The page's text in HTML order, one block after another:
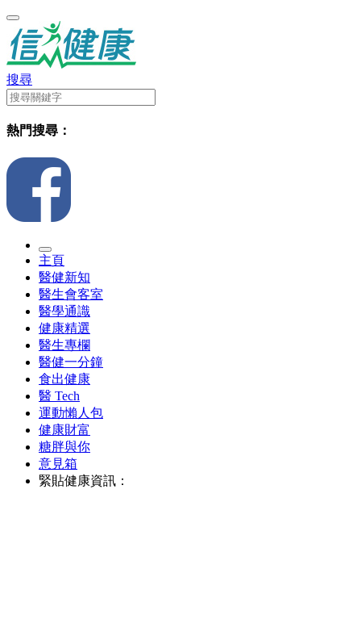
搜尋
熱門搜尋：
主頁
醫健新知
醫生會客室
醫學通識
健康精選
醫生專欄
醫健一分鐘
食出健康
醫 Tech
運動懶人包
健康財富
糖胖與你
意見箱
緊貼健康資訊：